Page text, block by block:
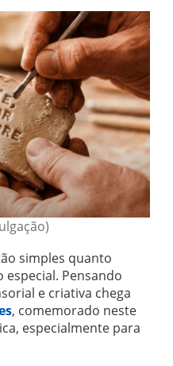
simples quanto
Pensando
e criativa chega
, comemorado neste
especialmente para